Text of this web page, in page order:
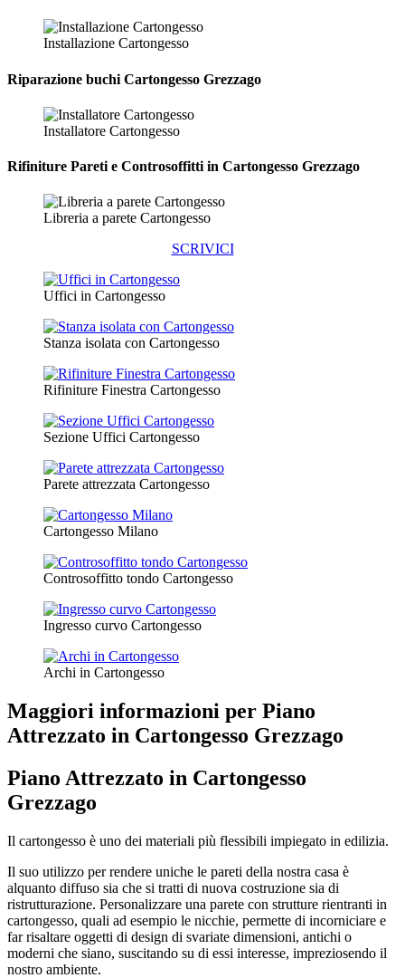
Installazione Cartongesso
Riparazione buchi Cartongesso Grezzago
Installatore Cartongesso
Rifiniture Pareti e Controsoffitti in Cartongesso Grezzago
Libreria a parete Cartongesso
SCRIVICI
Uffici in Cartongesso
Stanza isolata con Cartongesso
Rifiniture Finestra Cartongesso
Sezione Uffici Cartongesso
Parete attrezzata Cartongesso
Cartongesso Milano
Controsoffitto tondo Cartongesso
Ingresso curvo Cartongesso
Archi in Cartongesso
Maggiori informazioni per Piano
Attrezzato in Cartongesso Grezzago
Piano Attrezzato in Cartongesso
Grezzago
Il cartongesso è uno dei materiali più flessibili impiegato in edilizia.
Il suo utilizzo per rendere uniche le pareti della nostra casa è
alquanto diffuso sia che si tratti di nuova costruzione sia di
ristrutturazione. Personalizzare una parete con strutture rientranti in
cartongesso, quali ad esempio le nicchie, permette di incorniciare e
far risaltare oggetti di design di svariate dimensioni, antichi o
moderni che siano, suscitando su di essi interesse, impreziosendo il
nostro ambiente.